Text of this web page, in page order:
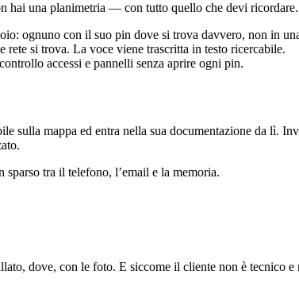
hai una planimetria — con tutto quello che devi ricordare.
ognuno con il suo pin dove si trova davvero, non in
si trova. La voce viene trascritta in testo ricercabile.
accessi e pannelli senza aprire ogni pin.
sulla mappa ed entra nella sua documentazione da lì.
tra il telefono, l’email e la memoria.
dove, con le foto. E siccome il cliente non è tecnico e